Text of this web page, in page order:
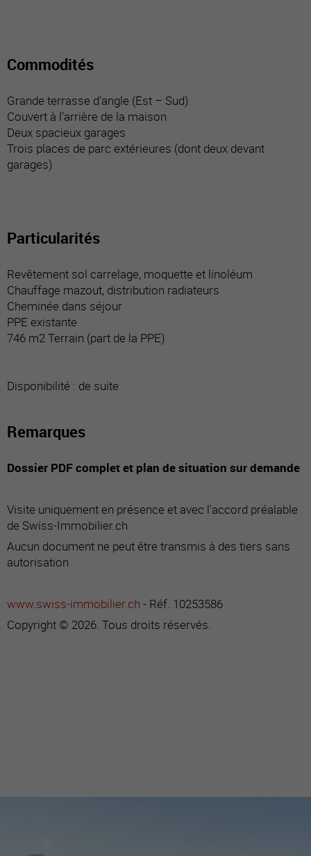
Commodités
Grande terrasse d’angle (Est – Sud)
Couvert à l’arrière de la maison
Deux spacieux garages
Trois places de parc extérieures (dont deux devant
garages)
Particularités
Revêtement sol carrelage, moquette et linoléum
Chauffage mazout, distribution radiateurs
Cheminée dans séjour
PPE existante
746 m2 Terrain (part de la PPE)
Disponibilité : de suite
Remarques
Dossier PDF complet et plan de situation sur demande
Visite uniquement en présence et avec l'accord préalable
de Swiss-Immobilier.ch
Aucun document ne peut être transmis à des tiers sans
autorisation
www.swiss-immobilier.ch - Réf. 10253586
Copyright © 2026. Tous droits réservés.